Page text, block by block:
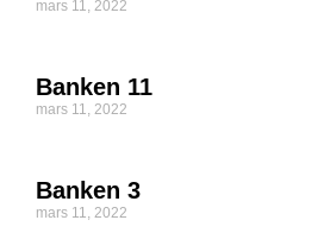
mars 11, 2022
Banken 11
mars 11, 2022
Banken 3
mars 11, 2022